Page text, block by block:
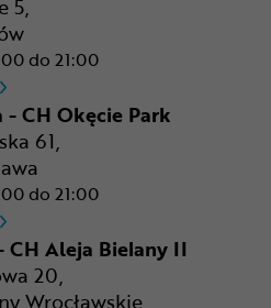
5,
do 21:00
CR Rzeszów
- CH Okęcie Park
61,
do 21:00
CR Warszawa - CH Okęcie
CH Aleja Bielany II
20,
Wrocławskie